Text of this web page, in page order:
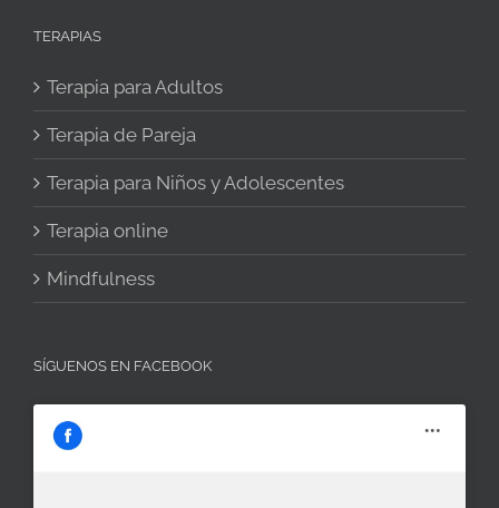
TERAPIAS
Terapia para Adultos
Terapia de Pareja
Terapia para Niños y Adolescentes
Terapia online
Mindfulness
SÍGUENOS EN FACEBOOK